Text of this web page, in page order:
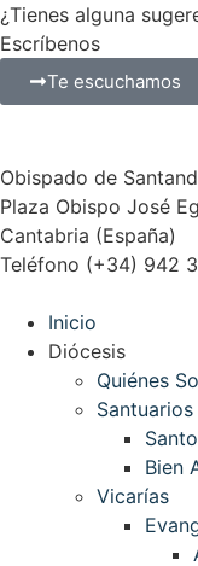
¿Tienes alguna
Escríbenos
Te escuchamos
Obispado de
Plaza Obispo José
Cantabria (España)
Teléfono (+34) 942
Inicio
Diócesis
Quiénes
Santuarios
Bien
Vicarías